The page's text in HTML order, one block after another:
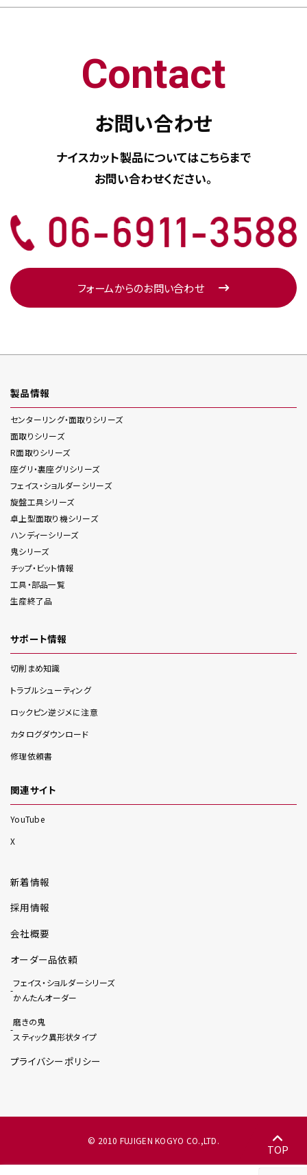
Contact
お問い合わせ
ナイスカット製品についてはこちらまで
お問い合わせください。
フォームからのお問い合わせ
製品情報
センターリング・面取りシリーズ
面取りシリーズ
R面取りシリーズ
座グリ・裏座グリシリーズ
フェイス・ショルダーシリーズ
旋盤工具シリーズ
卓上型面取り機シリーズ
ハンディーシリーズ
鬼シリーズ
チップ・ビット情報
工具・部品一覧
生産終了品
サポート情報
切削まめ知識
トラブルシューティング
ロックピン逆ジメに注意
カタログダウンロード
修理依頼書
関連サイト
YouTube
X
新着情報
採用情報
会社概要
オーダー品依頼
フェイス・ショルダーシリーズ
かんたんオーダー
磨きの鬼
スティック異形状タイプ
プライバシーポリシー
© 2010 FUJIGEN KOGYO CO.,LTD.
TOP